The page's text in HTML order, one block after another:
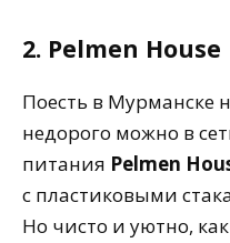
2. Pelmen House
Поесть в Мурманске
недорого можно в
питания Pelmen
с пластиковыми
Но чисто и уютно,